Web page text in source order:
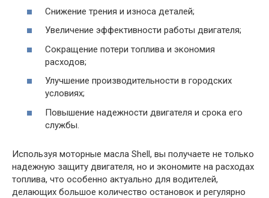
Снижение трения и износа деталей;
Увеличение эффективности работы двигателя;
Сокращение потери топлива и экономия
расходов;
Улучшение производительности в городских
условиях;
Повышение надежности двигателя и срока его
службы.
Используя моторные масла Shell, вы получаете не только
надежную защиту двигателя, но и экономите на расходах
топлива, что особенно актуально для водителей,
делающих большое количество остановок и регулярно